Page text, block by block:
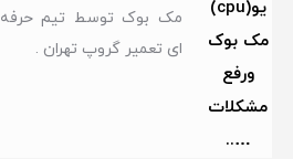
یو(cpu)
مک بوک
ورفع
مشکلات
…..
مک بوک توسط تیم حرفه
ای تعمیر گروپ تهران .